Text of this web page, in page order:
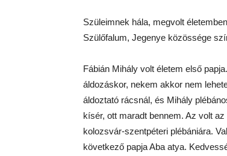
Szüleimnek hála, megvolt
Szülőfalum, Jegenye közössége
Fábián Mihály volt életem első
áldozáskor, nekem akkor nem
áldoztató rácsnál, és Mihály
kísér, ott maradt bennem. Az volt
kolozsvár-szentpéteri plébániára.
következő papja Aba atya.